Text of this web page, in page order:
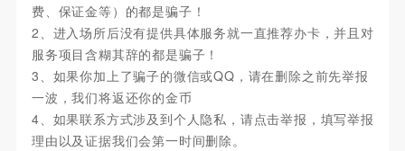
费、保证金等）的都是骗子！
2、进入场所后没有提供具体服务就一直推荐办卡，并且对
服务项目含糊其辞的都是骗子！
3、如果你加上了骗子的微信或QQ，请在删除之前先举报
一波，我们将返还你的金币
4、如果联系方式涉及到个人隐私，请点击举报，填写举报
理由以及证据我们会第一时间删除。